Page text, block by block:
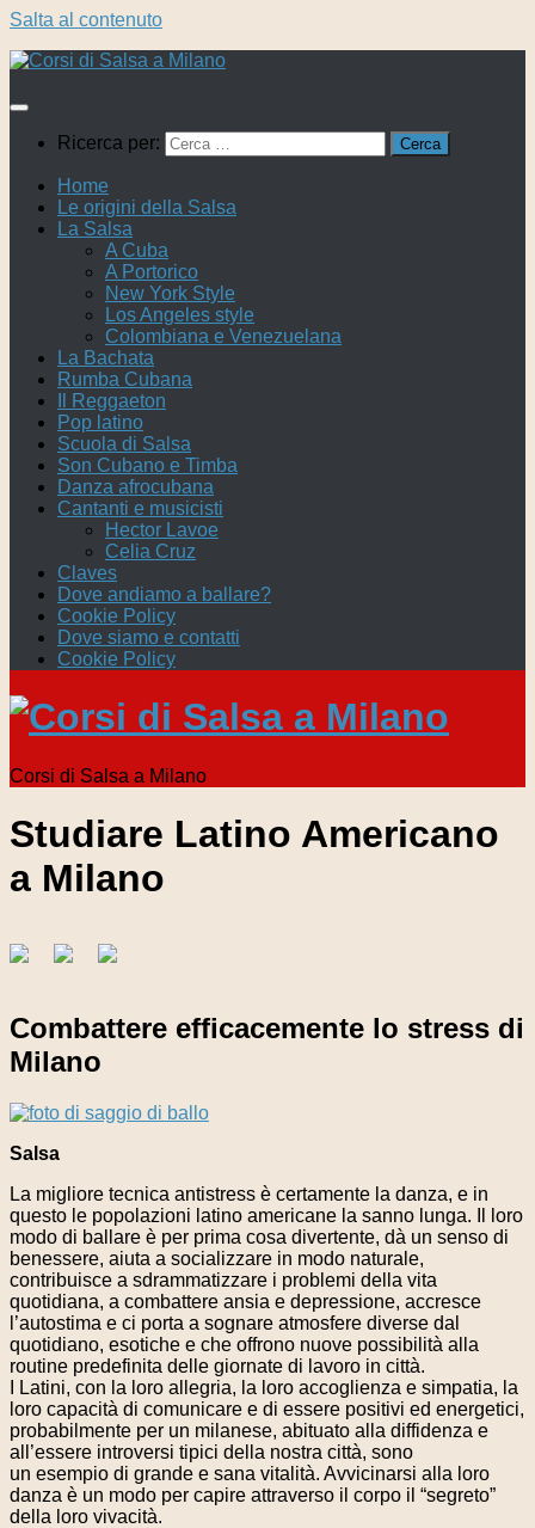
Salta al contenuto
Ricerca per:
Home
Le origini della Salsa
La Salsa
A Cuba
A Portorico
New York Style
Los Angeles style
Colombiana e Venezuelana
La Bachata
Rumba Cubana
Il Reggaeton
Pop latino
Scuola di Salsa
Son Cubano e Timba
Danza afrocubana
Cantanti e musicisti
Hector Lavoe
Celia Cruz
Claves
Dove andiamo a ballare?
Cookie Policy
Dove siamo e contatti
Cookie Policy
Corsi di Salsa a Milano
Studiare Latino Americano
a Milano
Combattere efficacemente lo stress di
Milano
Salsa
La migliore tecnica antistress è certamente la danza, e in
questo le popolazioni latino americane la sanno lunga. Il loro
modo di ballare è per prima cosa divertente, dà un senso di
benessere, aiuta a socializzare in modo naturale,
contribuisce a sdrammatizzare i problemi della vita
quotidiana, a combattere ansia e depressione, accresce
l’autostima e ci porta a sognare atmosfere diverse dal
quotidiano, esotiche e che offrono nuove possibilità alla
routine predefinita delle giornate di lavoro in città.
I Latini, con la loro allegria, la loro accoglienza e simpatia, la
loro capacità di comunicare e di essere positivi ed energetici,
probabilmente per un milanese, abituato alla diffidenza e
all’essere introversi tipici della nostra città, sono
un esempio di grande e sana vitalità. Avvicinarsi alla loro
danza è un modo per capire attraverso il corpo il “segreto”
della loro vivacità.